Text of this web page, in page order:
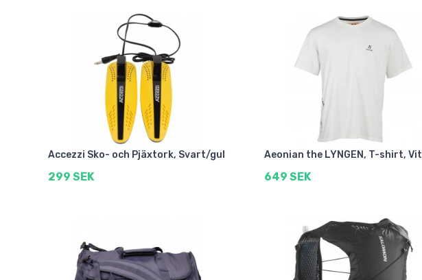
Accezzi Sko- och Pjäxtork, Svart/gul
299 SEK
Aeonian the LYNGEN, T-shirt, Vit
649 SEK